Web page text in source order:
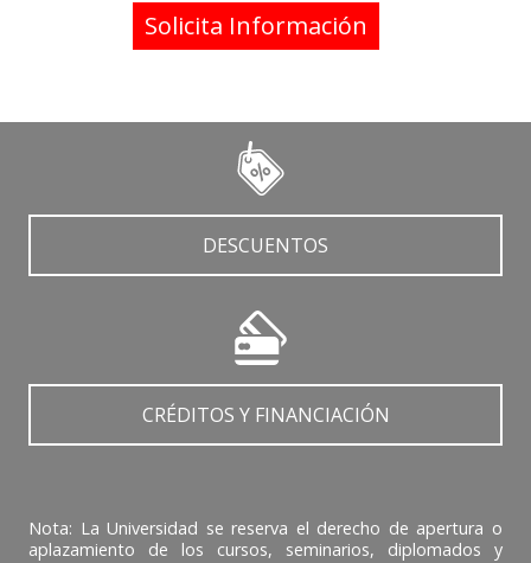
Solicita Información
DESCUENTOS
CRÉDITOS Y FINANCIACIÓN
Nota: La Universidad se reserva el derecho de apertura o
aplazamiento de los cursos, seminarios, diplomados y